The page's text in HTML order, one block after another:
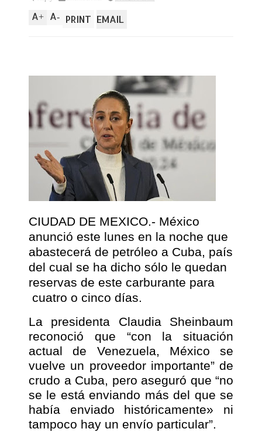
A+ A- PRINT EMAIL
CIUDAD DE MEXICO.- México
anunció este lunes en la noche que
abastecerá de petróleo a Cuba, país
del cual se ha dicho sólo le quedan
reservas de este carburante para
cuatro o cinco días.
La presidenta Claudia Sheinbaum
reconoció que “con la situación
actual de Venezuela, México se
vuelve un proveedor importante” de
crudo a Cuba, pero aseguró que “no
se le está enviando más del que se
había enviado históricamente» ni
tampoco hay un envío particular”.